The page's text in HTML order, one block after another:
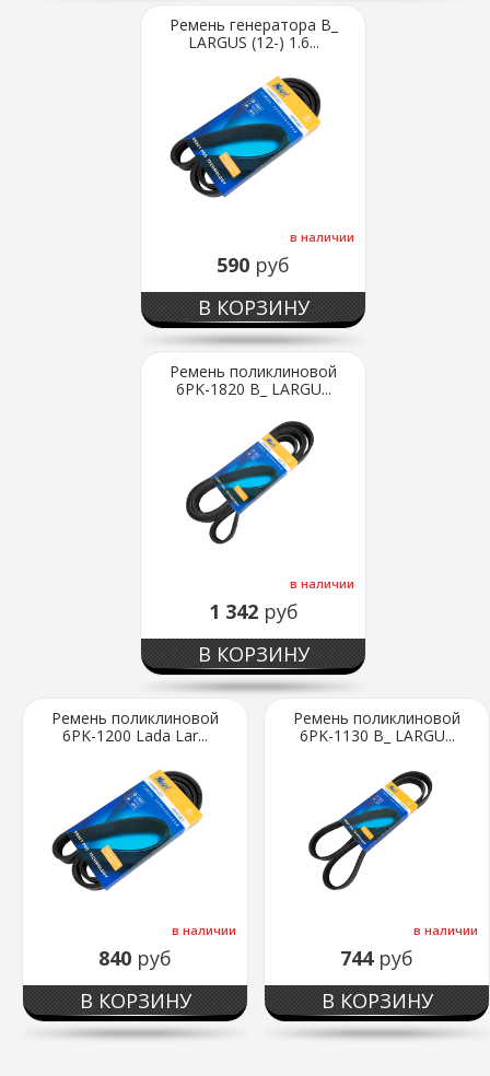
Ремень генератора В_
LARGUS (12-) 1.6...
в наличии
590 руб
В КОРЗИНУ
Ремень поликлиновой
6PK-1820 В_ LARGU...
в наличии
1 342 руб
В КОРЗИНУ
Ремень поликлиновой
6PK-1200 Lada Lar...
в наличии
840 руб
В КОРЗИНУ
Ремень поликлиновой
6PK-1130 В_ LARGU...
в наличии
744 руб
В КОРЗИНУ